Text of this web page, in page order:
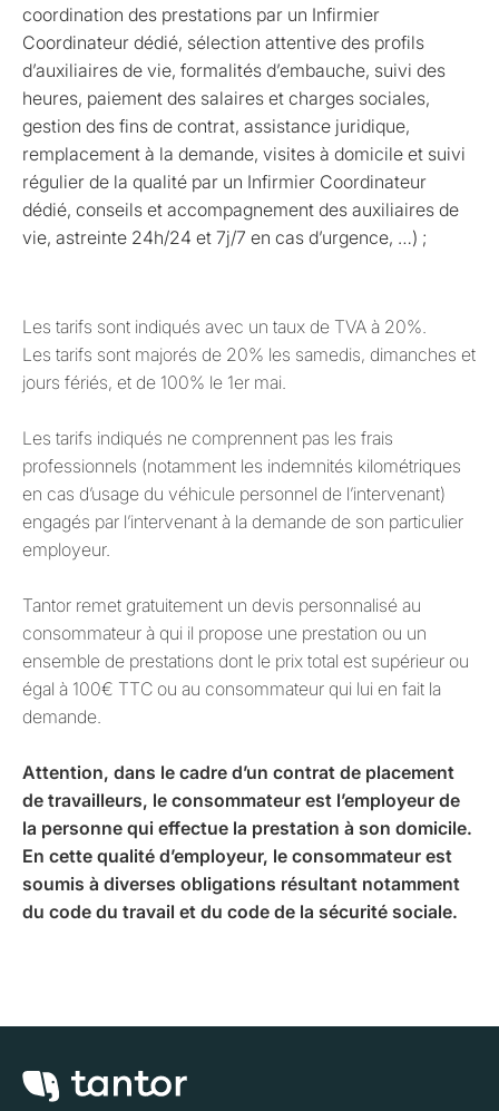
coordination des prestations par un Infirmier
Coordinateur dédié, sélection attentive des profils
d’auxiliaires de vie, formalités d’embauche, suivi des
heures, paiement des salaires et charges sociales,
gestion des fins de contrat, assistance juridique,
remplacement à la demande, visites à domicile et suivi
régulier de la qualité par un Infirmier Coordinateur
dédié, conseils et accompagnement des auxiliaires de
vie, astreinte 24h/24 et 7j/7 en cas d’urgence, …) ;
Les tarifs sont indiqués avec un taux de TVA à 20%.
Les tarifs sont majorés de 20% les samedis, dimanches et
jours fériés, et de 100% le 1er mai.
Les tarifs indiqués ne comprennent pas les frais
professionnels (notamment les indemnités kilométriques
en cas d’usage du véhicule personnel de l’intervenant)
engagés par l’intervenant à la demande de son particulier
employeur.
Tantor remet gratuitement un devis personnalisé au
consommateur à qui il propose une prestation ou un
ensemble de prestations dont le prix total est supérieur ou
égal à 100€ TTC ou au consommateur qui lui en fait la
demande.
Attention, dans le cadre d’un contrat de placement
de travailleurs, le consommateur est l’employeur de
la personne qui effectue la prestation à son domicile.
En cette qualité d’employeur, le consommateur est
soumis à diverses obligations résultant notamment
du code du travail et du code de la sécurité sociale.